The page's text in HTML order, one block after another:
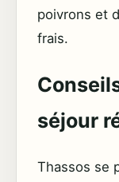
poivrons et
frais.
séjour
Thassos se